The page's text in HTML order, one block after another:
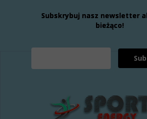
Subskrybuj nasz newsletter
bieżąco!